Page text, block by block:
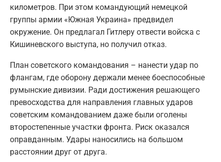
километров. При этом командующий немецкой
группы армии «Южная Украина» предвидел
окружение. Он предлагал Гитлеру отвести войска с
Кишиневского выступа, но получил отказ.
План советского командования – нанести удар по
флангам, где оборону держали менее боеспособные
румынские дивизии. Ради достижения решающего
превосходства для направления главных ударов
советским командованием даже были оголены
второстепенные участки фронта. Риск оказался
оправданным. Удары наносились на большом
расстоянии друг от друга.